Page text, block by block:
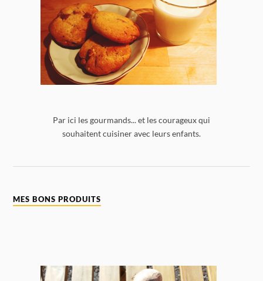
Par ici les gourmands... et les courageux qui
souhaitent cuisiner avec leurs enfants.
MES BONS PRODUITS